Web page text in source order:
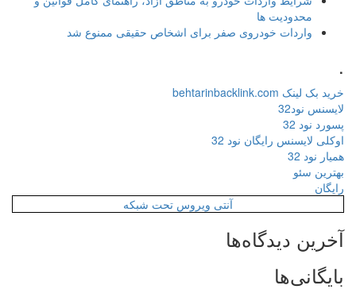
محدودیت ها
واردات خودروی صفر برای اشخاص حقیقی ممنوع شد
خرید بک لینک behtarinbacklink.com
لایسنس نود32
پسورد نود 32
اوکلی لایسنس رایگان نود 32
همیار نود 32
بهترین سئو
رایگان
آنتی ویروس تحت شبکه
آخرین دیدگاه‌ها
بایگانی‌ها